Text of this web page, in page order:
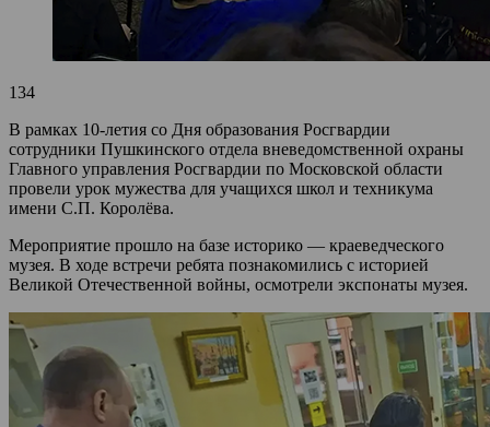
134
В рамках 10-летия со Дня образования Росгвардии
сотрудники Пушкинского отдела вневедомственной охраны
Главного управления Росгвардии по Московской области
провели урок мужества для учащихся школ и техникума
имени С.П. Королёва.
Мероприятие прошло на базе историко — краеведческого
музея. В ходе встречи ребята познакомились с историей
Великой Отечественной войны, осмотрели экспонаты музея.